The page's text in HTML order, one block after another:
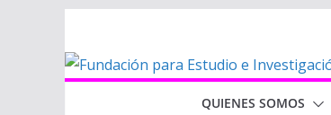
contenido
QUIENES SOMOS